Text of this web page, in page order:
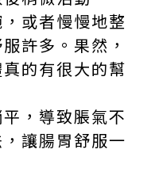
或者慢慢地整
許多。果然，
的有很大的幫
，導致脹氣不
讓腸胃舒服一